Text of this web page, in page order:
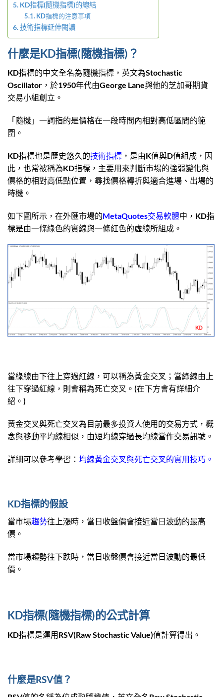
KD指標(隨機指標)的總結
KD指標的注意事項
技術指標延伸閱讀
什麼是KD指標(隨機指標)？
KD指標的中文全名為隨機指標，英文為Stochastic
Oscillator，於1950年代由George Lane與他的芝加哥期貨
交易小組創立。
「隨機」一詞指的是價格在一段時間內相對高低區間的範
圍。
KD指標也是歷史悠久的技術指標 ，是由K值與D值組成，因
此，也常被稱為KD指標，主要用來判斷市場的強弱變化與
價格的相對高低點位置，尋找價格轉折與適合進場、出場的
時機。
如下圖所示，在外匯市場的MetaQuotes交易軟體中，KD指
標是由一條綠色的實線與一條紅色的虛線所組成。
當綠線由下往上穿過紅線，可以稱為黃金交叉；當綠線由上
往下穿過紅線，則會稱為死亡交叉。(在下方會有詳細介
紹。)
黃金交叉與死亡交叉為目前最多投資人使用的交易方式，概
念與移動平均線相似，由短均線穿過長均線當作交易訊號。
詳細可以參考學習： 均線黃金交叉與死亡交叉的實用技巧。
KD指標的假設
當市場趨勢往上漲時，當日收盤價會接近當日波動的最高
價。
當市場趨勢往下跌時，當日收盤價會接近當日波動的最低
價。
KD指標(隨機指標)的公式計算
KD指標是運用RSV(Raw Stochastic Value)值計算得出。
什麼是RSV值？